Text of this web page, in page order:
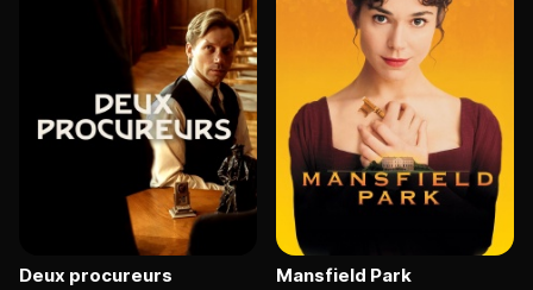
Deux procureurs Mansfield Park